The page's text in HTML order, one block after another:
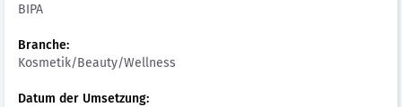
BIPA
Branche:
Kosmetik/Beauty/Wellness
Datum der Umsetzung: